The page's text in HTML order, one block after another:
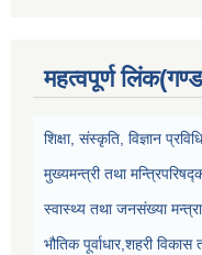
महत्वपूर्ण
शिक्षा, संस्कृति, विज्ञान
मुख्यमन्त्री तथा
स्वास्थ्य तथा जनसंख्या
भौतिक पूर्वाधार,शहरी